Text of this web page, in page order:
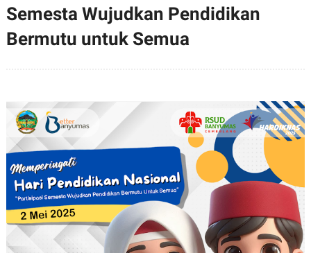
Semesta Wujudkan Pendidikan
Bermutu untuk Semua